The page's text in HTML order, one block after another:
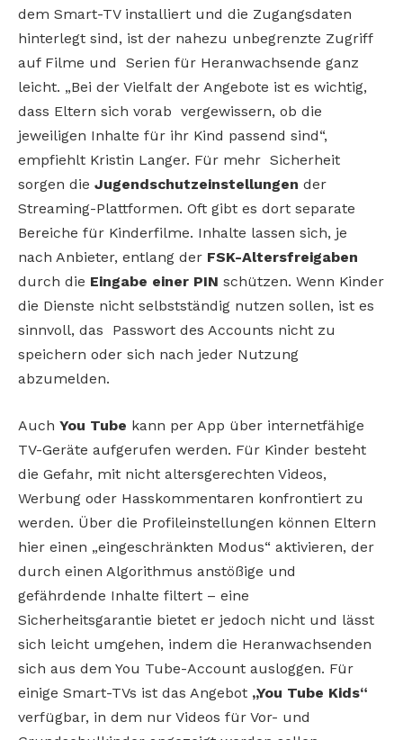
dem Smart-TV installiert und die Zugangsdaten
hinterlegt sind, ist der nahezu unbegrenzte Zugriff
auf Filme und Serien für Heranwachsende ganz
leicht. „Bei der Vielfalt der Angebote ist es wichtig,
dass Eltern sich vorab vergewissern, ob die
jeweiligen Inhalte für ihr Kind passend sind“,
empfiehlt Kristin Langer. Für mehr Sicherheit
sorgen die Jugendschutzeinstellungen der
Streaming-Plattformen. Oft gibt es dort separate
Bereiche für Kinderfilme. Inhalte lassen sich, je
nach Anbieter, entlang der FSK-Altersfreigaben
durch die Eingabe einer PIN schützen. Wenn Kinder
die Dienste nicht selbstständig nutzen sollen, ist es
sinnvoll, das Passwort des Accounts nicht zu
speichern oder sich nach jeder Nutzung
abzumelden.
Auch You Tube kann per App über internetfähige
TV-Geräte aufgerufen werden. Für Kinder besteht
die Gefahr, mit nicht altersgerechten Videos,
Werbung oder Hasskommentaren konfrontiert zu
werden. Über die Profileinstellungen können Eltern
hier einen „eingeschränkten Modus“ aktivieren, der
durch einen Algorithmus anstößige und
gefährdende Inhalte filtert – eine
Sicherheitsgarantie bietet er jedoch nicht und lässt
sich leicht umgehen, indem die Heranwachsenden
sich aus dem You Tube-Account ausloggen. Für
einige Smart-TVs ist das Angebot „You Tube Kids“
verfügbar, in dem nur Videos für Vor- und